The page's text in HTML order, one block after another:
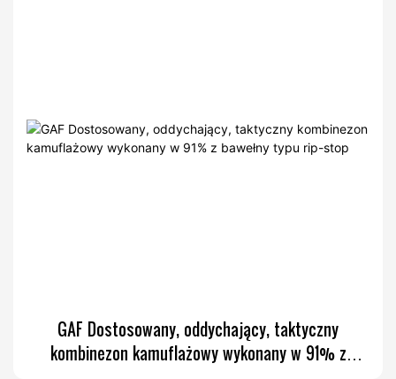
GAF Dostosowany, oddychający, taktyczny
kombinezon kamuflażowy wykonany w 91% z